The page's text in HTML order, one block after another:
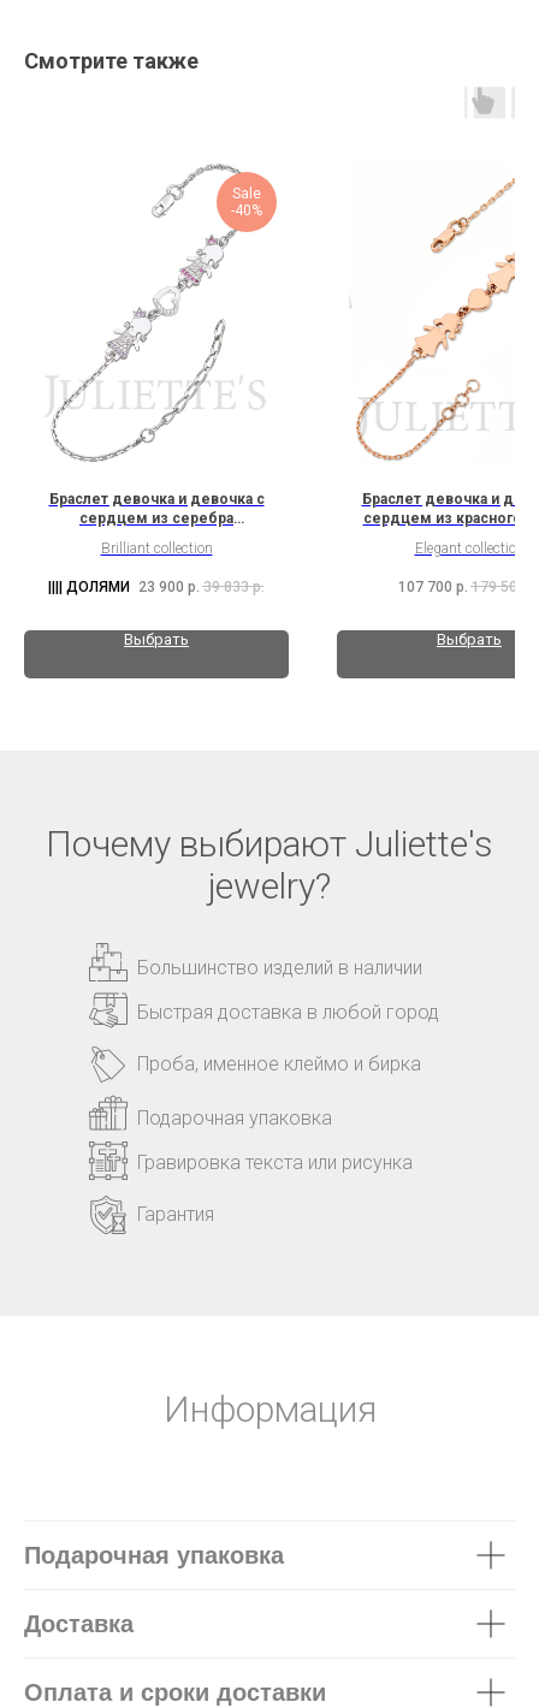
Смотрите также
Sale
-40%
Браслет девочка и девочка с
сердцем из серебра
(1G1H5G1K2C9C3)
Brilliant collection
23 900 р. 39 833 р.
Выбрать
Браслет девочка и
сердцем из красного
(2G6H1G6K2)
Elegant collection
107 700 р. 179 500
Выбрать
Почему выбирают Juliette's
jewelry?
Большинство изделий в наличии
Быстрая доставка в любой город
Подарочная упаковка
Гравировка текста или рисунка
Проба, именное клеймо и бирка
Гарантия
Информация
Подарочная упаковка
Доставка
Оплата и сроки доставки